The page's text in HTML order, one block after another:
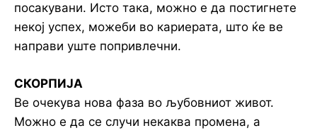
посакувани. Исто така, можно е да постигнете
некој успех, можеби во кариерата, што ќе ве
направи уште попривлечни.
СКОРПИЈА
Ве очекува нова фаза во љубовниот живот.
Можно е да се случи некаква промена, а